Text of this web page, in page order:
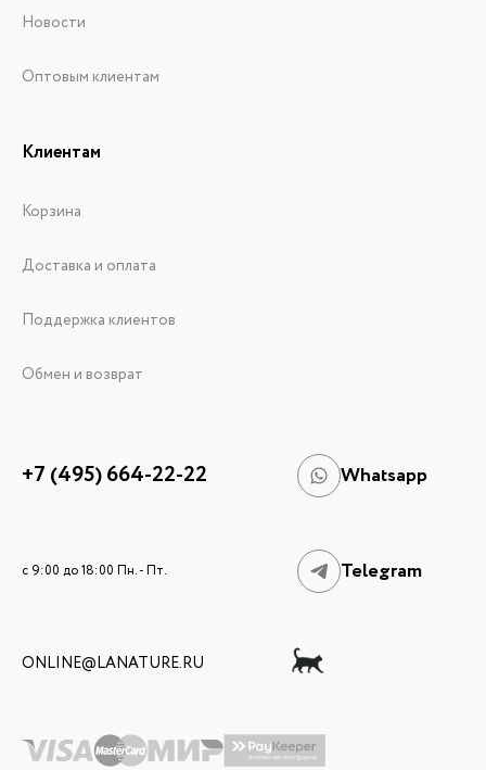
Новости
Оптовым клиентам
Клиентам
Корзина
Доставка и оплата
Поддержка клиентов
Обмен и возврат
+7 (495) 664-22-22 Whatsapp
c 9:00 до 18:00 Пн. - Пт. Telegram
ONLINE@LANATURE.RU